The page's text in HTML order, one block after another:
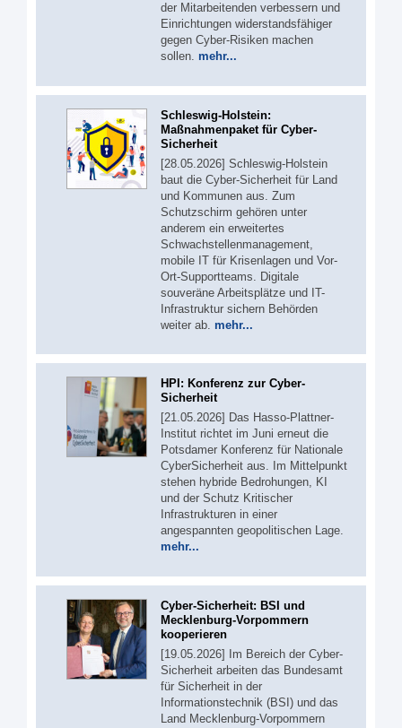
der Mitarbeitenden verbessern und
Einrichtungen widerstandsfähiger
gegen Cyber-Risiken machen
sollen. mehr...
Schleswig-Holstein:
Maßnahmenpaket für Cyber-
Sicherheit
[28.05.2026] Schleswig-Holstein
baut die Cyber-Sicherheit für Land
und Kommunen aus. Zum
Schutzschirm gehören unter
anderem ein erweitertes
Schwachstellenmanagement,
mobile IT für Krisenlagen und Vor-
Ort-Supportteams. Digitale
souveräne Arbeitsplätze und IT-
Infrastruktur sichern Behörden
weiter ab. mehr...
HPI: Konferenz zur Cyber-
Sicherheit
[21.05.2026] Das Hasso-Plattner-
Institut richtet im Juni erneut die
Potsdamer Konferenz für Nationale
CyberSicherheit aus. Im Mittelpunkt
stehen hybride Bedrohungen, KI
und der Schutz Kritischer
Infrastrukturen in einer
angespannten geopolitischen Lage.
mehr...
Cyber-Sicherheit: BSI und
Mecklenburg-Vorpommern
kooperieren
[19.05.2026] Im Bereich der Cyber-
Sicherheit arbeiten das Bundesamt
für Sicherheit in der
Informationstechnik (BSI) und das
Land Mecklenburg-Vorpommern